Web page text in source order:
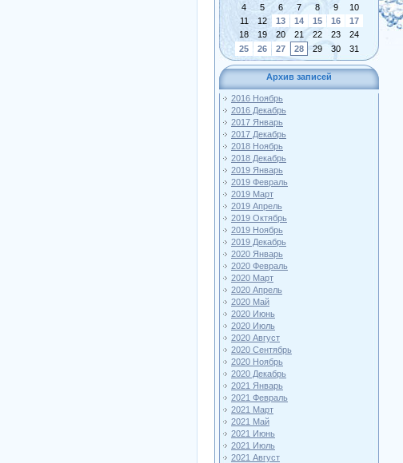
4 5 6 7 8 9
10
11
12 13 14 15 16
17
18
19 20 21 22 23
24
25
26 27 28 29 30 31
Архив записей
2016 Ноябрь
2016 Декабрь
2017 Январь
2017 Декабрь
2018 Ноябрь
2018 Декабрь
2019 Январь
2019 Февраль
2019 Март
2019 Апрель
2019 Октябрь
2019 Ноябрь
2019 Декабрь
2020 Январь
2020 Февраль
2020 Март
2020 Апрель
2020 Май
2020 Июнь
2020 Июль
2020 Август
2020 Сентябрь
2020 Ноябрь
2020 Декабрь
2021 Январь
2021 Февраль
2021 Март
2021 Май
2021 Июнь
2021 Июль
2021 Август